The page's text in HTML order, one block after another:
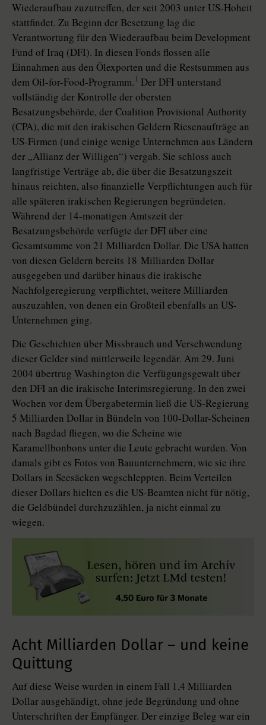
Wiederaufbau zuzutreffen, der seit 2003 unter US-Hoheit
stattfindet. Zu Beginn der Besetzung lag die
Verantwortung für den Wiederaufbau beim Development
Fund of Iraq (DFI). In diesen Fonds flossen alle
Einnahmen aus den Ölexporten und die Restsummen aus
dem Oil-for-Food-Programm. 1 Der DFI unterstand
vollständig der Kontrolle der obersten
Besatzungsbehörde, der Coalition Provisional Authority
(CPA), die mit den irakischen Geldern Riesenaufträge an
US-Firmen (und einige wenige Unternehmen aus Ländern
der „Allianz der Willigen“) vergab. Sie schloss auch
langfristige Verträge ab, die über die Besatzungszeit
hinaus reichten, also finanzielle Verpflichtungen auch für
alle späteren irakischen Regierungen begründeten.
Während der 14-monatigen Amtszeit der
Besatzungsbehörde verfügte der DFI über eine
Gesamtsumme von 21 Milliarden Dollar. Die USA hatten
von diesen Geldern bereits 18 Milliarden Dollar
ausgegeben und darüber hinaus die irakische
Nachfolgeregierung verpflichtet, weitere Milliarden
auszuzahlen, von denen ein Großteil ebenfalls an US-
Unternehmen ging.
Die Geschichten über Missbrauch und Verschwendung
dieser Gelder sind mittlerweile legendär. Am 29. Juni
2004 übertrug Washington die Verfügungsgewalt über
den DFI an die irakische Interimsregierung. In den zwei
Wochen vor dem Übergabetermin ließ die US-Regierung
5 Milliarden Dollar in Bündeln von 100-Dollar-Scheinen
nach Bagdad fliegen, wo die Scheine wie
Karamellbonbons unter die Leute gebracht wurden. Von
damals gibt es Fotos von Bauunternehmern, wie sie ihre
Dollars in Seesäcken wegschleppten. Beim Verteilen
dieser Dollars hielten es die US-Beamten nicht für nötig,
die Geldbündel durchzuzählen, ja nicht einmal zu
wiegen.
Acht Milliarden Dollar – und keine
Quittung
Auf diese Weise wurden in einem Fall 1,4 Milliarden
Dollar ausgehändigt, ohne jede Begründung und ohne
Unterschriften der Empfänger. Der einzige Beleg war ein